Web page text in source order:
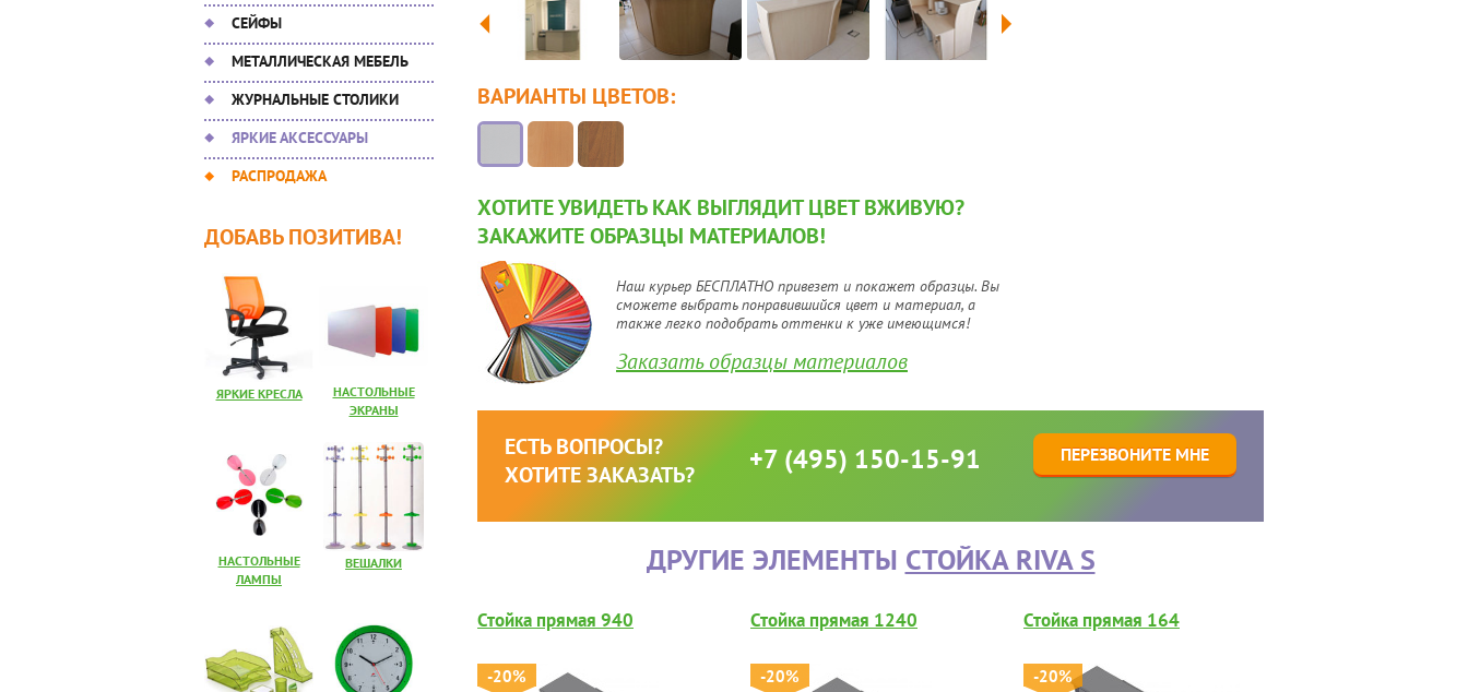
СЕЙФЫ
МЕТАЛЛИЧЕСКАЯ МЕБЕЛЬ
ЖУРНАЛЬНЫЕ СТОЛИКИ
ЯРКИЕ АКСЕССУАРЫ
РАСПРОДАЖА
ДОБАВЬ ПОЗИТИВА!
ЯРКИЕ КРЕСЛА
НАСТОЛЬНЫЕ
ЭКРАНЫ
НАСТОЛЬНЫЕ
ЛАМПЫ
ВЕШАЛКИ
ВАРИАНТЫ ЦВЕТОВ:
ХОТИТЕ УВИДЕТЬ КАК ВЫГЛЯДИТ ЦВЕТ ВЖИВУЮ?
ЗАКАЖИТЕ ОБРАЗЦЫ МАТЕРИАЛОВ!
Наш курьер БЕСПЛАТНО привезет и покажет образцы. Вы
сможете выбрать понравившийся цвет и материал, а
также легко подобрать оттенки к уже имеющимся!
Заказать образцы материалов
ЕСТЬ ВОПРОСЫ?
ХОТИТЕ ЗАКАЗАТЬ?
+7 (495) 150-15-91 ПЕРЕЗВОНИТЕ МНЕ
ДРУГИЕ ЭЛЕМЕНТЫ СТОЙКА RIVA S
Стойка прямая 940
-20%
Стойка прямая 1240
-20%
Стойка прямая 164
-20%